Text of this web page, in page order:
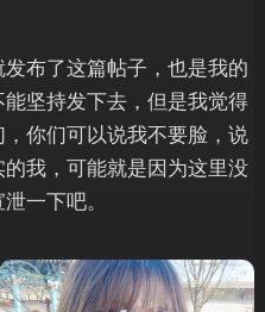
布了这篇帖子，也是我的
坚持发下去，但是我觉得
你们可以说我不要脸，说
我，可能就是因为这里没
一下吧。